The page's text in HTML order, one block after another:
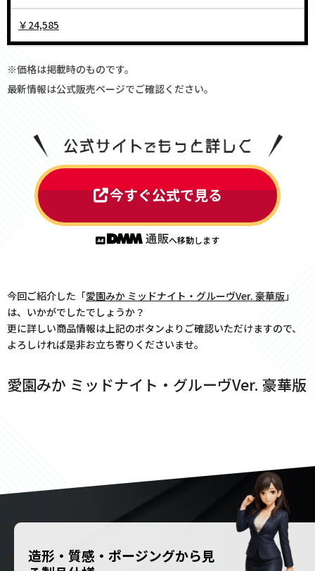
￥24,585
※価格は掲載時のものです。
最新情報は公式販売ページでご確認ください。
今すぐ公式で見る
へ移動します
今回ご紹介した「愛園みか ミッドナイト・グルーヴVer. 豪華版」
は、いかがでしたでしょうか？
更に詳しい商品情報は上記のボタンよりご確認いただけますので、
よろしければ是非お立ち寄りくださいませ。
愛園みか ミッドナイト・グルーヴVer. 豪華版
造形・質感・ポージングから見